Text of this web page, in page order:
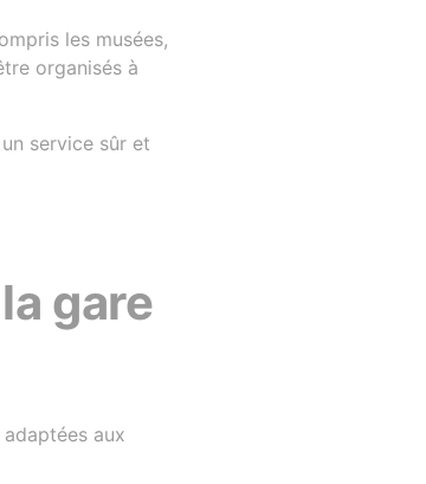
les musées,
organisés à
service sûr et
gare
aux